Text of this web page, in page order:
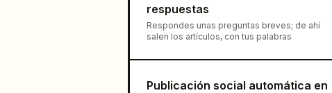
respuestas
Respondes unas preguntas breves; de ahí
salen los artículos, con tus palabras
Publicación social automática en